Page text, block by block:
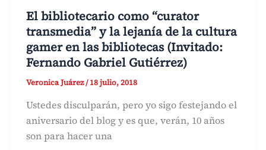
El bibliotecario como “curator
transmedia” y la lejanía de la cultura
gamer en las bibliotecas (Invitado:
Fernando Gabriel Gutiérrez)
Veronica Juárez/18 julio, 2018
Ustedes disculparán, pero yo sigo festejando el
aniversario del blog y es que, verán, 10 años
son para hacer una